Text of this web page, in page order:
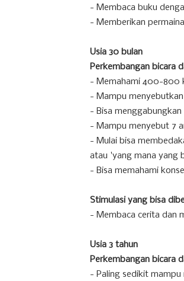
- Membaca buku
- Memberikan
Usia 30 bulan
Perkembangan bicara
- Memahami 400-800
- Mampu
- Bisa
- Mampu menyebut 7
- Mulai bisa
atau 'yang mana yang
- Bisa memahami
Stimulasi yang bisa
- Membaca cerita dan
Usia 3 tahun
Perkembangan bicara
- Paling sedikit mampu